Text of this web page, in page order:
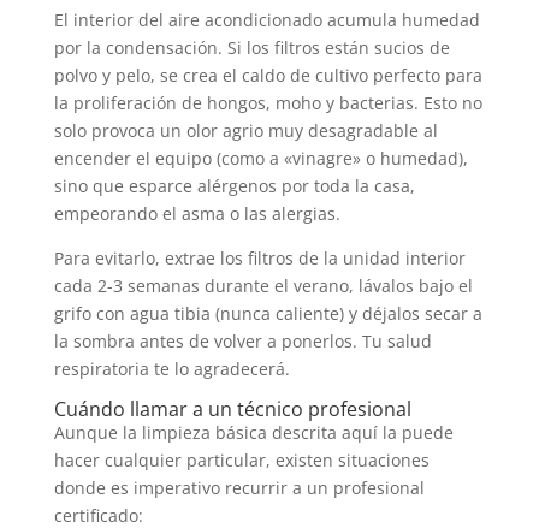
El interior del aire acondicionado acumula humedad
por la condensación. Si los filtros están sucios de
polvo y pelo, se crea el caldo de cultivo perfecto para
la proliferación de hongos, moho y bacterias. Esto no
solo provoca un olor agrio muy desagradable al
encender el equipo (como a «vinagre» o humedad),
sino que esparce alérgenos por toda la casa,
empeorando el asma o las alergias.
Para evitarlo, extrae los filtros de la unidad interior
cada 2-3 semanas durante el verano, lávalos bajo el
grifo con agua tibia (nunca caliente) y déjalos secar a
la sombra antes de volver a ponerlos. Tu salud
respiratoria te lo agradecerá.
Cuándo llamar a un técnico profesional
Aunque la limpieza básica descrita aquí la puede
hacer cualquier particular, existen situaciones
donde es imperativo recurrir a un profesional
certificado: